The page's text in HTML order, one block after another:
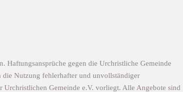
gegen die Urchristliche Gemeinde
Nutzung fehlerhafter und unvollständiger
Urchristlichen Gemeinde e.V. vorliegt. Alle Angebote sind